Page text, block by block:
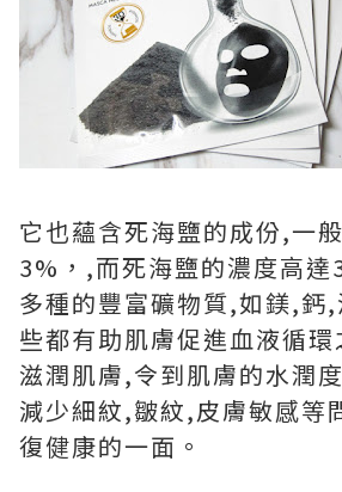
它也蘊含死海鹽的成份,一
3%，,而死海鹽的濃度高
多種的豐富礦物質,如鎂,鈣
些都有助肌膚促進血液循
滋潤肌膚,令到肌膚的水潤
減少細紋,皺紋,皮膚敏感等
復健康的一面。